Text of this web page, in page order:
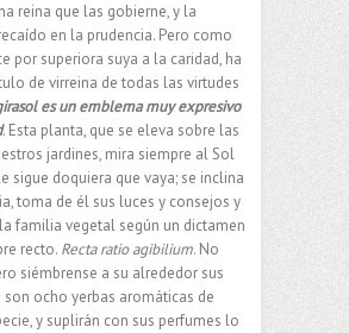
reina que las gobierne, y la
en la prudencia. Pero como
por superiora suya a la caridad, ha
de virreina de todas las virtudes
es un emblema muy expresivo
. Esta planta, que se eleva sobre las
jardines, mira siempre al Sol
sigue doquiera que vaya; se inclina
toma de él sus luces y consejos y
familia vegetal según un dictamen
recto. Recta ratio agibilium. No
siémbrense a su alrededor sus
son ocho yerbas aromáticas de
y suplirán con sus perfumes lo